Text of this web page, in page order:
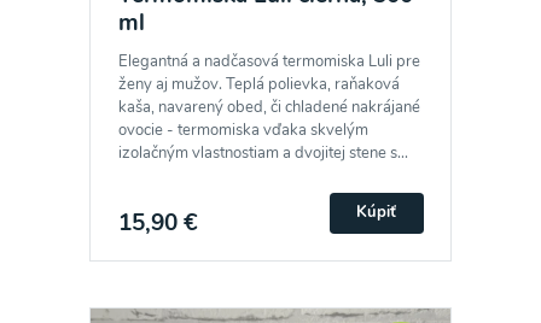
ml
Elegantná a nadčasová termomiska Luli pre
ženy aj mužov. Teplá polievka, raňaková
kaša, navarený obed, či chladené nakrájané
ovocie - termomiska vďaka skvelým
izolačným vlastnostiam a dvojitej stene s...
15,90 € Kúpiť